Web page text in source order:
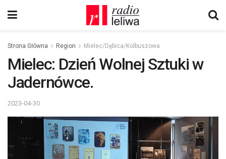
Strona Główna Region Mielec/Dębica/Kolbuszowa
Mielec: Dzień Wolnej Sztuki w
Jadernówce.
2023-04-30